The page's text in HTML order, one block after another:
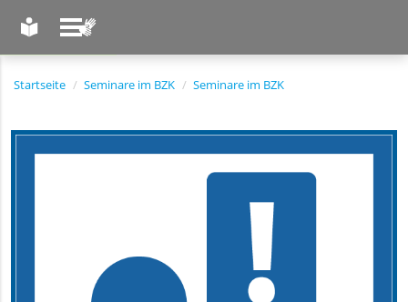
Startseite Seminare im BZK Seminare im BZK